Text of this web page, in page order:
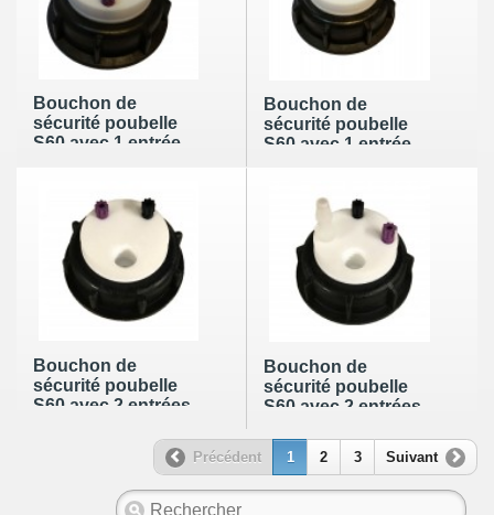
Bouchon de
sécurité poubelle
S60 avec 1 entrée
cartouche de
charbon actif + 2
leak (6-9mm)
Bouchon de
sécurité poubelle
S60 avec 1 entrée
cartouche de
charbon actif + 3
leak (6-9mm)
Bouchon de
sécurité poubelle
S60 avec 2 entrées
Bouchon de
sécurité poubelle
S60 avec 2 entrées
filetage pour
cartouche de
charbon actif + 1
Précédent 1 2 3 Suivant